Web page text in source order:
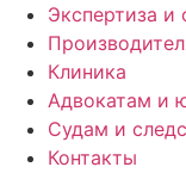
Экспертиза и
Клиника
Адвокатам и
Судам и
Контакты